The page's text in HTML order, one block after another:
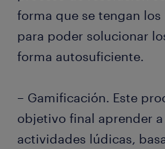
forma que se tengan los
para poder solucionar
forma autosuficiente.
– Gamificación. Este
objetivo final aprender
actividades lúdicas,